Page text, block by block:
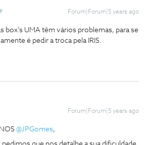
Forum|Forum|5 years ago
box’s UMA têm vários problemas, para se
é pedir a troca pela IRIS.
Forum|Forum|5 years ago
@JPGomes,